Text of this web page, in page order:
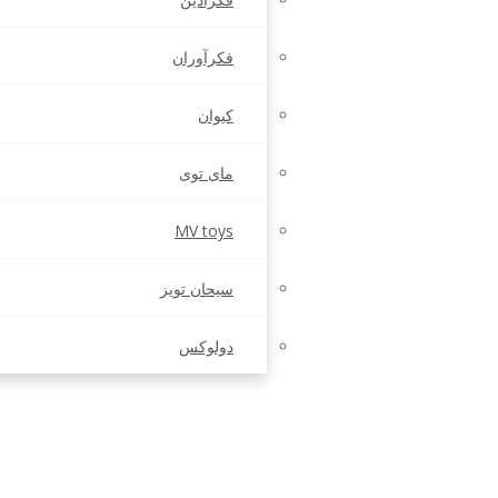
فکرآوران
کیوان
مای توی
MV toys
سیحان تویز
دولوکس